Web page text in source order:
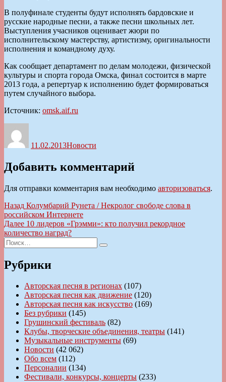
В полуфинале студенты будут исполнять бардовские и
русские народные песни, а также песни школьных лет.
Выступления учасников оценивает жюри по
исполнительскому мастерству, артистизму, оригинальности
исполнения и командному духу.
Как сообщает департамент по делам молодежи, физической
культуры и спорта города Омска, финал состоится в марте
2013 года, а репертуар к исполнению будет формироваться
путем случайного выбора.
Источник: omsk.aif.ru
11.02.2013Новости
Добавить комментарий
Для отправки комментария вам необходимо авторизоваться.
Навигация
по
записям
Назад Предыдущая
запись:
Колумбарий Рунета / Некролог свободе слова в
российском Интернете
Далее Следующая
запись:
10 лидеров «Грэмми»: кто получил рекордное
количество наград?
Искать:
Поиск
Рубрики
Авторская песня в регионах (107)
Авторская песня как движение (120)
Авторская песня как искусство (169)
Без рубрики (145)
Грушинский фестиваль (82)
Клубы, творческие объединения, театры (141)
Музыкальные инструменты (69)
Новости (42 062)
Обо всем (112)
Персоналии (134)
Фестивали, конкурсы, концерты (233)